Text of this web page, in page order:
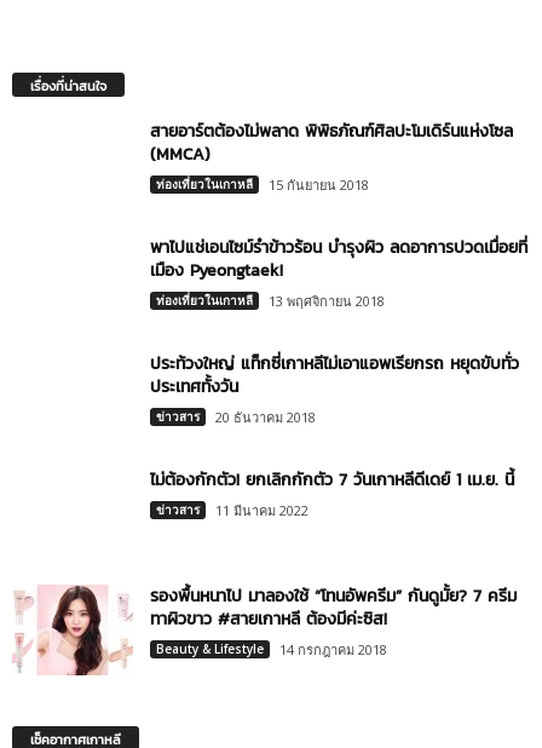
เรื่องที่น่าสนใจ
สายอาร์ตต้องไม่พลาด พิพิธภัณฑ์ศิลปะโมเดิร์นแห่งโซล
(MMCA)
ท่องเที่ยวในเกาหลี 15 กันยายน 2018
พาไปแช่เอนไซม์รำข้าวร้อน บำรุงผิว ลดอาการปวดเมื่อยที่
เมือง Pyeongtaek!
ท่องเที่ยวในเกาหลี 13 พฤศจิกายน 2018
ประท้วงใหญ่ แท็กซี่เกาหลีไม่เอาแอพเรียกรถ หยุดขับทั่ว
ประเทศทั้งวัน
ข่าวสาร 20 ธันวาคม 2018
ไม่ต้องกักตัว! ยกเลิกกักตัว 7 วันเกาหลีดีเดย์ 1 เม.ย. นี้
ข่าวสาร 11 มีนาคม 2022
รองพื้นหนาไป มาลองใช้ “โทนอัพครีม” กันดูมั้ย? 7 ครีม
ทาผิวขาว #สายเกาหลี ต้องมีค่ะซิส!
Beauty & Lifestyle 14 กรกฎาคม 2018
เช็คอากาศเกาหลี